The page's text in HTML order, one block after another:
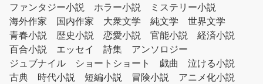
ファンタジー小説
ホラー小説
ミステリー小説
海外作家
国内作家 大衆文学 純文学
世界文学
青春小説
歴史小説 恋愛小説 官能小説
経済小説
百合小説
エッセイ 詩集
アンソロジー
ジュブナイル
ショートショート 戯曲
泣ける小説
古典
時代小説 短編小説 冒険小説
アニメ化小説